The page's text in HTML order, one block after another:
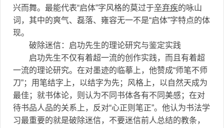
兴而舞。最能代表“启体”字风格的莫过于辛弃疾的咏山
词，其中的爽气、磊落、雍容无一不是“启体”字特点的体
现。
破除迷信：启功先生的理论研究与鉴定实践
启功先生不仅有着超一流的创作实践，而且有着超
一流的理论研究。在对墨迹的临摹上，他赞成“师笔不师
刀”；用笔结字上，以结字为先；风格上，以自然天成为
最佳；就书体论，则认为不同书体各有不同美感；在对
待书品人品的关系上，反对“心正则笔正”。他认为书法学
习最重要的就是破除迷信，不要迷信前人总结的教条，